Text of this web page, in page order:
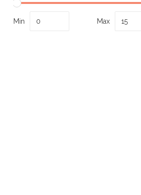
Min Max